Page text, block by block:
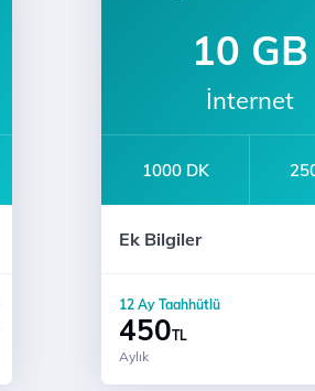
10 GB
İnternet
1000 DK
Ek Bilgiler
12 Ay Taahhütlü
12 Ay Taahhütlü
450TL
Aylık